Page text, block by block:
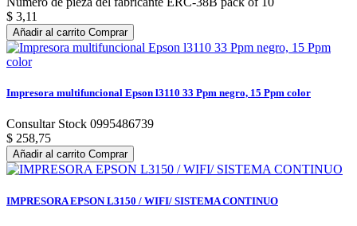
$ 3,11
Añadir al carrito Comprar
Impresora multifuncional Epson l3110 33 Ppm negro, 15 Ppm color
Consultar Stock 0995486739
$ 258,75
Añadir al carrito Comprar
IMPRESORA EPSON L3150 / WIFI/ SISTEMA CONTINUO